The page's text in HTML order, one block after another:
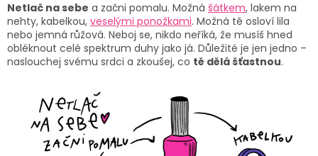
Netlač na sebe a začni pomalu. Možná šátkem, lakem na
nehty, kabelkou, veselými ponožkami. Možná tě osloví lila
nebo jemná růžová. Neboj se, nikdo neříká, že musíš hned
obléknout celé spektrum duhy jako já. Důležité je jen jedno –
naslouchej svému srdci a zkoušej, co tě dělá šťastnou.